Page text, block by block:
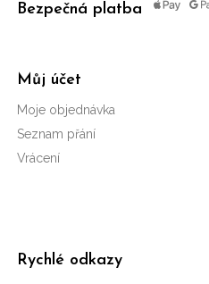
Bezpečná platba
Rychlé odkazy
Můj účet
Moje objednávka
Seznam přání
Vrácení